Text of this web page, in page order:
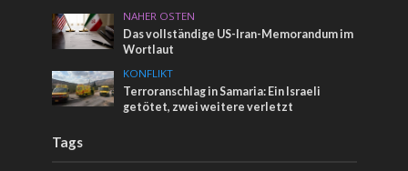
NAHER OSTEN
Das vollständige US-Iran-Memorandum im
Wortlaut
KONFLIKT
Terroranschlag in Samaria: Ein Israeli
getötet, zwei weitere verletzt
Tags